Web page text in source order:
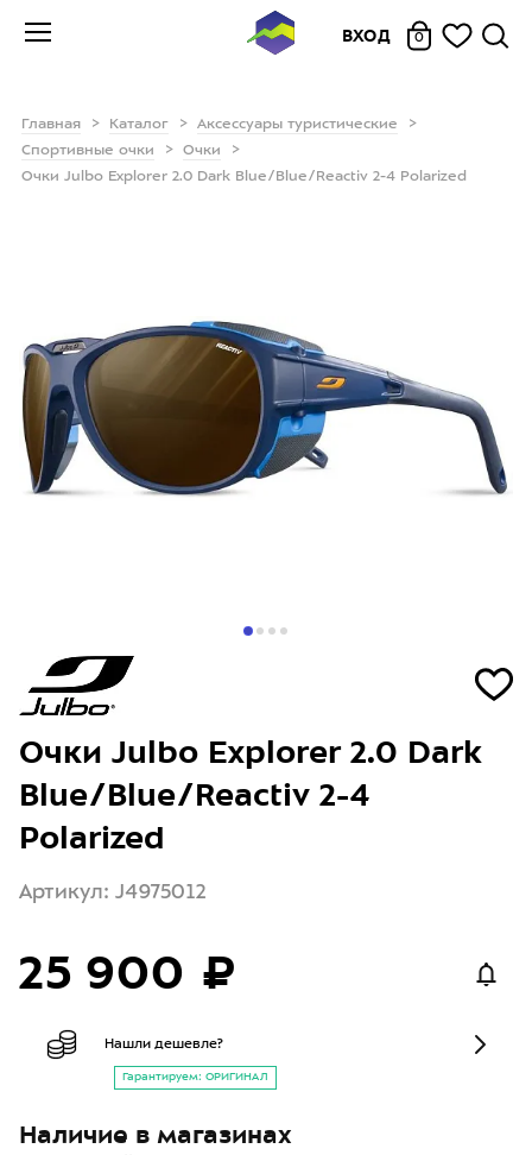
ВХОД 0
Главная Каталог
Аксессуары туристические
Спортивные очки
Очки
Очки Julbo Explorer 2.0 Dark Blue/Blue/Reactiv 2-4 Polarized
Очки Julbo Explorer 2.0 Dark
Blue/Blue/Reactiv 2-4
Polarized
Артикул: J4975012
25 900 ₽
Нашли дешевле?
Гарантируем: ОРИГИНАЛ
Наличие в магазинах